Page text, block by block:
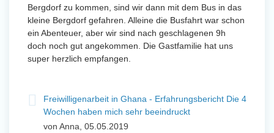
Bergdorf zu kommen, sind wir dann mit dem Bus in das
kleine Bergdorf gefahren. Alleine die Busfahrt war schon
ein Abenteuer, aber wir sind nach geschlagenen 9h
doch noch gut angekommen. Die Gastfamilie hat uns
super herzlich empfangen.
Freiwilligenarbeit in Ghana - Erfahrungsbericht Die 4
Wochen haben mich sehr beeindruckt
von Anna, 05.05.2019